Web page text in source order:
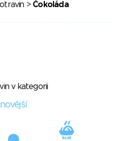
> Čokoláda
v kategorii